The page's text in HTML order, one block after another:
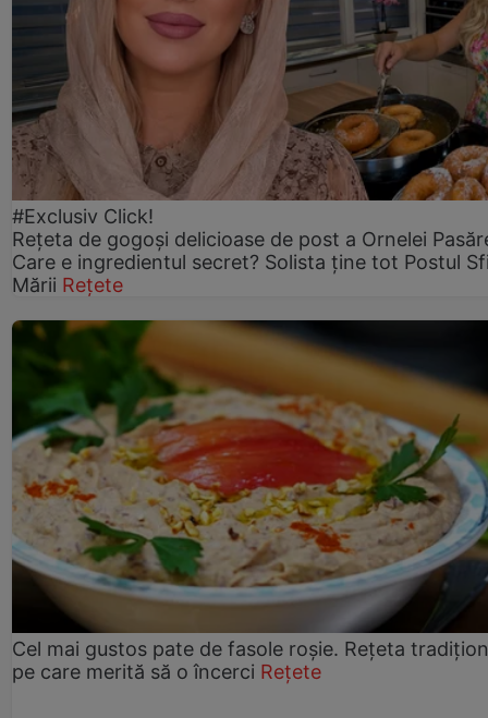
#Exclusiv Click!
Rețeta de gogoşi delicioase de post a Ornelei
Care e ingredientul secret? Solista ține tot Postul
Mării Rețete
Cel mai gustos pate de fasole roșie. Rețeta
pe care merită să o încerci Rețete